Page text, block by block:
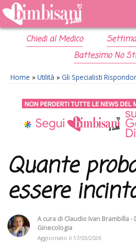
Chiedi al Medico
Battesimo No
Home » Utilità » Gli Specialisti
Quante
essere
A cura di Claudio Ivan Brambilla
Ginecologia
Aggiornato il 17/03/2026